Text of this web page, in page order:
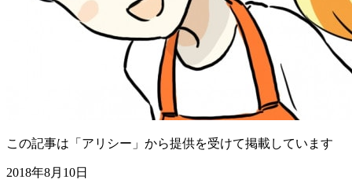
この記事は「アリシー」から提供を受けて掲載しています
2018年8月10日